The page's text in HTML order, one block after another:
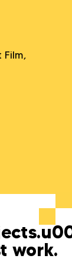
Film,
work.